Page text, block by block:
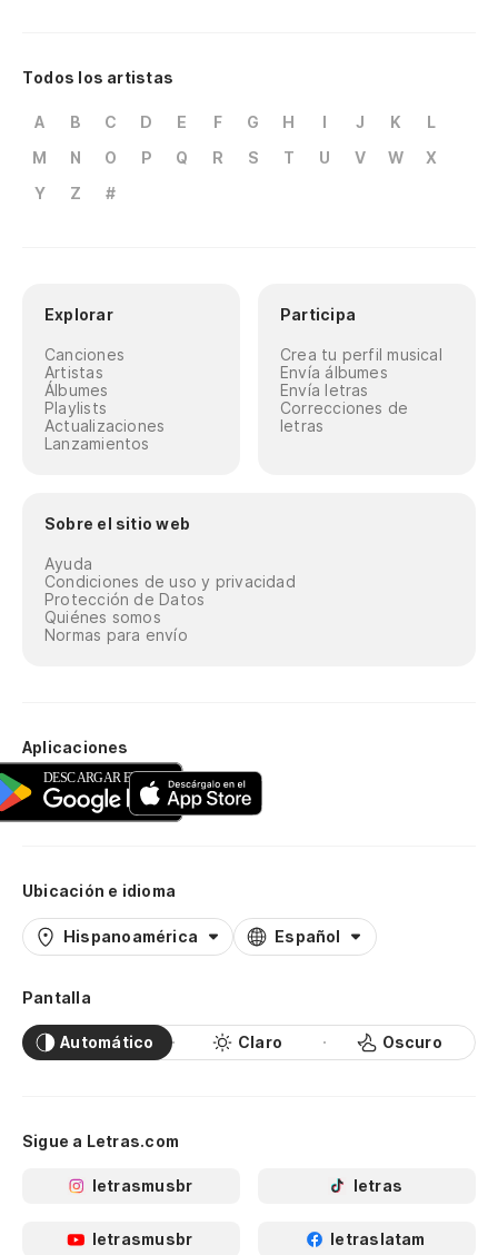
Todos los artistas
A B C D E F G H I J K
L
M
N O P Q R S T U V W
X
Y
Z #
Explorar
Canciones
Artistas
Álbumes
Playlists
Actualizaciones
Lanzamientos
Participa
Crea tu perfil musical
Envía álbumes
Envía letras
Correcciones de
letras
Sobre el sitio web
Ayuda
Condiciones de uso y privacidad
Protección de Datos
Quiénes somos
Normas para envío
Aplicaciones
Ubicación e idioma
Hispanoamérica Español
Pantalla
Automático Claro Oscuro
Sigue a Letras.com
letrasmusbr letras
letrasmusbr letraslatam